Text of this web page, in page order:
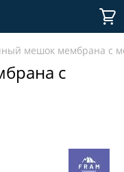
мешок мембрана с
с